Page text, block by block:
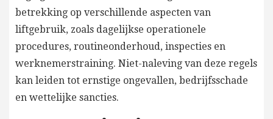
betrekking op verschillende aspecten van
liftgebruik, zoals dagelijkse operationele
procedures, routineonderhoud, inspecties en
werknemerstraining. Niet-naleving van deze regels
kan leiden tot ernstige ongevallen, bedrijfsschade
en wettelijke sancties.